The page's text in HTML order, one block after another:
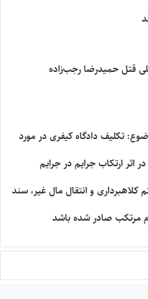
قتل حمیدرضا رجب‌زاده
تکلیف دادگاه کیفری در مورد
اثر ارتکاب جرایم در جرایم
کلاهبرداری و انتقال مال غیر، سند
مرتکب صادر شده باشد